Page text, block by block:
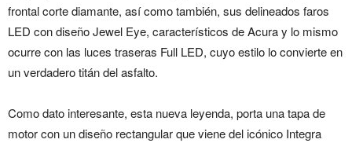
frontal corte diamante, así como también, sus delineados faros
LED con diseño Jewel Eye, característicos de Acura y lo mismo
ocurre con las luces traseras Full LED, cuyo estilo lo convierte en
un verdadero titán del asfalto.
Como dato interesante, esta nueva leyenda, porta una tapa de
motor con un diseño rectangular que viene del icónico Integra